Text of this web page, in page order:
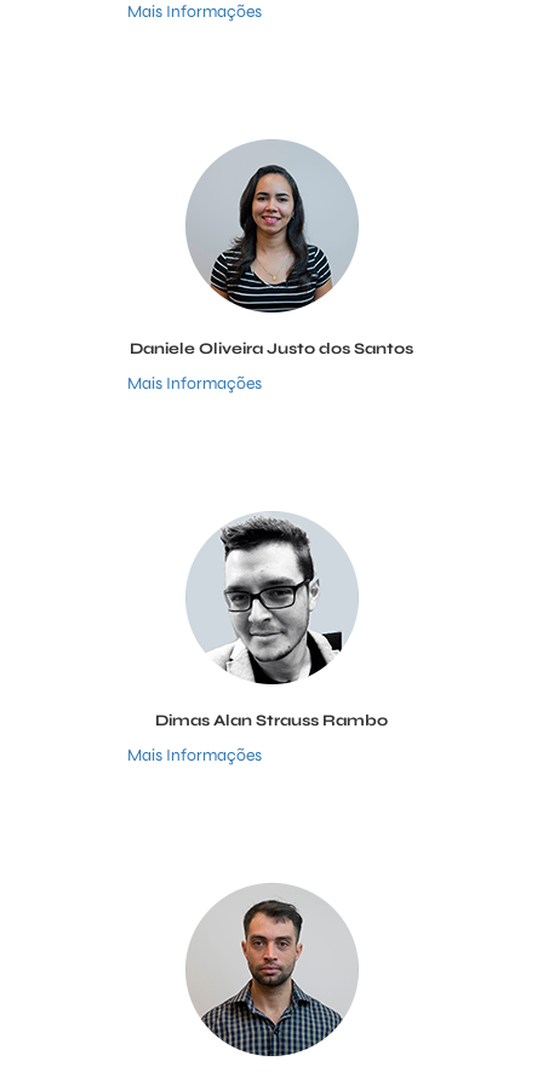
Mais Informações
Daniele Oliveira Justo dos Santos
Mais Informações
Dimas Alan Strauss Rambo
Mais Informações